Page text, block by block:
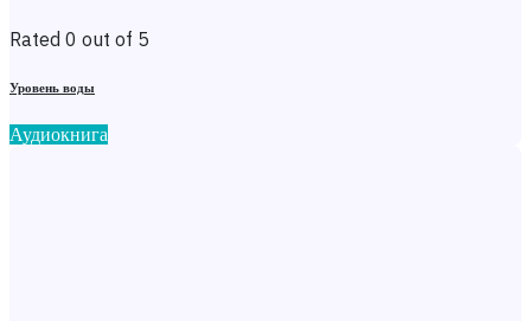
Rated 0 out of 5
Уровень воды
Аудиокнига